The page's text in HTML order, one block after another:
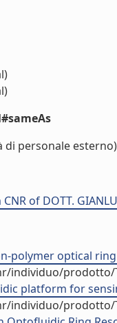
di personale esterno)
of DOTT.
polymer optical
individuo/prodotto/
platform for
individuo/prodotto/